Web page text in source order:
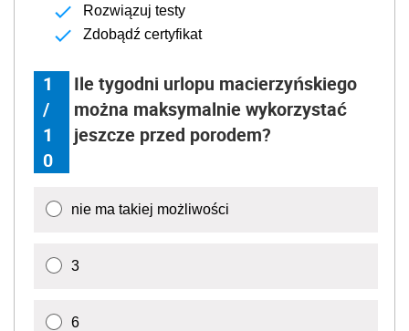
Rozwiązuj testy
Zdobądź certyfikat
1
/
1
0
Ile tygodni urlopu macierzyńskiego
można maksymalnie wykorzystać
jeszcze przed porodem?
nie ma takiej możliwości
3
6